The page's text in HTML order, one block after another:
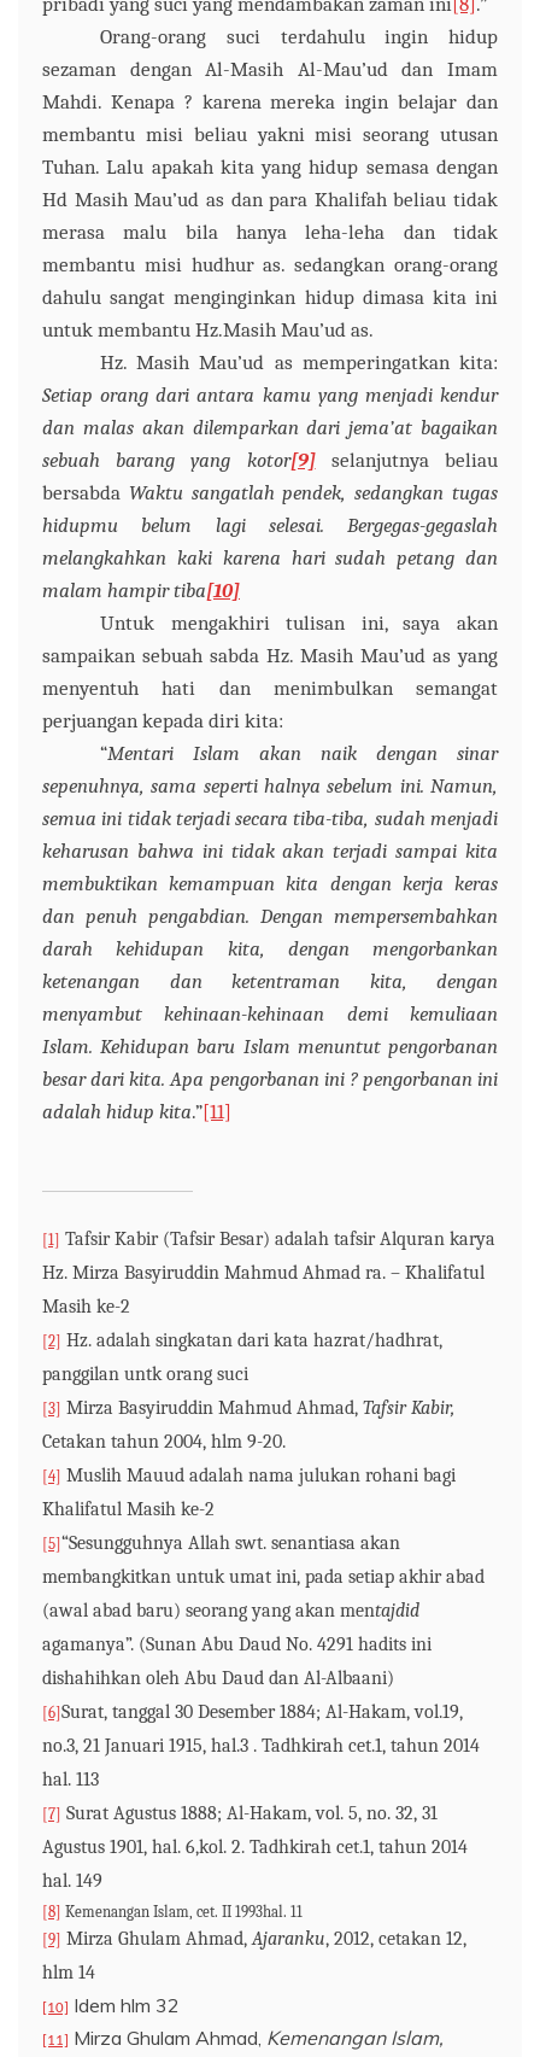
Orang-orang suci terdahulu ingin hidup
sezaman dengan Al-Masih Al-Mau’ud dan Imam
Mahdi. Kenapa ? karena mereka ingin belajar dan
membantu misi beliau yakni misi seorang utusan
Tuhan. Lalu apakah kita yang hidup semasa dengan
Hd Masih Mau’ud as dan para Khalifah beliau tidak
merasa malu bila hanya leha-leha dan tidak
membantu misi hudhur as. sedangkan orang-orang
dahulu sangat menginginkan hidup dimasa kita ini
untuk membantu Hz.Masih Mau’ud as.
Hz. Masih Mau’ud as memperingatkan kita:
Setiap orang dari antara kamu yang menjadi kendur
dan malas akan dilemparkan dari jema’at bagaikan
sebuah barang yang kotor[9]selanjutnya beliau
bersabda Waktu sangatlah pendek, sedangkan tugas
hidupmu belum lagi selesai. Bergegas-gegaslah
melangkahkan kaki karena hari sudah petang dan
malam hampir tiba[10]
Untuk mengakhiri tulisan ini, saya akan
sampaikan sebuah sabda Hz. Masih Mau’ud as yang
menyentuh hati dan menimbulkan semangat
perjuangan kepada diri kita:
“Mentari Islam akan naik dengan sinar
sepenuhnya, sama seperti halnya sebelum ini. Namun,
semua ini tidak terjadi secara tiba-tiba, sudah menjadi
keharusan bahwa ini tidak akan terjadi sampai kita
membuktikan kemampuan kita dengan kerja keras
dan penuh pengabdian. Dengan mempersembahkan
darah kehidupan kita, dengan mengorbankan
ketenangan dan ketentraman kita, dengan
menyambut kehinaan-kehinaan demi kemuliaan
Islam. Kehidupan baru Islam menuntut pengorbanan
besar dari kita. Apa pengorbanan ini ? pengorbanan ini
adalah hidup kita.”[11]
[1] Tafsir Kabir (Tafsir Besar) adalah tafsir Alquran karya
Hz. Mirza Basyiruddin Mahmud Ahmad ra. – Khalifatul
Masih ke-2
[2] Hz. adalah singkatan dari kata hazrat/hadhrat,
panggilan untk orang suci
[3] Mirza Basyiruddin Mahmud Ahmad, Tafsir Kabir,
Cetakan tahun 2004, hlm 9-20.
[4] Muslih Mauud adalah nama julukan rohani bagi
Khalifatul Masih ke-2
[5]“Sesungguhnya Allah swt. senantiasa akan
membangkitkan untuk umat ini, pada setiap akhir abad
(awal abad baru) seorang yang akan mentajdid
agamanya”. (Sunan Abu Daud No. 4291 hadits ini
dishahihkan oleh Abu Daud dan Al-Albaani)
[6]Surat, tanggal 30 Desember 1884; Al-Hakam, vol.19,
no.3, 21 Januari 1915, hal.3 . Tadhkirah cet.1, tahun 2014
hal. 113
[7] Surat Agustus 1888; Al-Hakam, vol. 5, no. 32, 31
Agustus 1901, hal. 6,kol. 2. Tadhkirah cet.1, tahun 2014
hal. 149
[8] Kemenangan Islam, cet. II 1993hal. 11
[9] Mirza Ghulam Ahmad,Ajaranku, 2012, cetakan 12,
hlm 14
[10] Idem hlm 32
[11] Mirza Ghulam Ahmad, Kemenangan Islam,